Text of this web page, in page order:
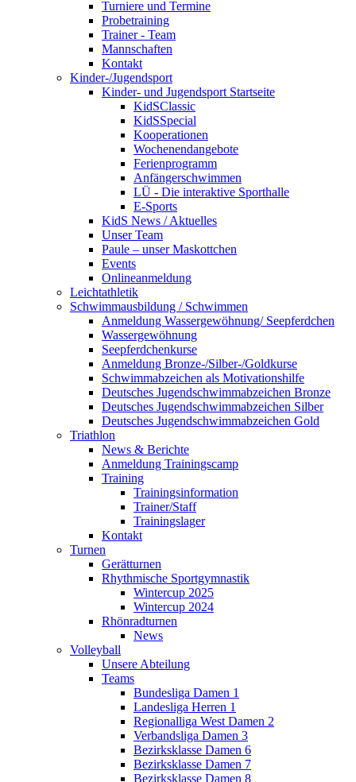
Turniere und Termine
Probetraining
Trainer - Team
Mannschaften
Kontakt
Kinder-/Jugendsport
Kinder- und Jugendsport Startseite
KidSClassic
KidSSpecial
Kooperationen
Wochenendangebote
Ferienprogramm
Anfängerschwimmen
LÜ - Die interaktive Sporthalle
E-Sports
KidS News / Aktuelles
Unser Team
Paule – unser Maskottchen
Events
Onlineanmeldung
Leichtathletik
Schwimmausbildung / Schwimmen
Anmeldung Wassergewöhnung/ Seepferdchen
Wassergewöhnung
Seepferdchenkurse
Anmeldung Bronze-/Silber-/Goldkurse
Schwimmabzeichen als Motivationshilfe
Deutsches Jugendschwimmabzeichen Bronze
Deutsches Jugendschwimmabzeichen Silber
Deutsches Jugendschwimmabzeichen Gold
Triathlon
News & Berichte
Anmeldung Trainingscamp
Training
Trainingsinformation
Trainer/Staff
Trainingslager
Kontakt
Turnen
Gerätturnen
Rhythmische Sportgymnastik
Wintercup 2025
Wintercup 2024
Rhönradturnen
News
Volleyball
Unsere Abteilung
Teams
Bundesliga Damen 1
Landesliga Herren 1
Regionalliga West Damen 2
Verbandsliga Damen 3
Bezirksklasse Damen 6
Bezirksklasse Damen 7
Bezirksklasse Damen 8